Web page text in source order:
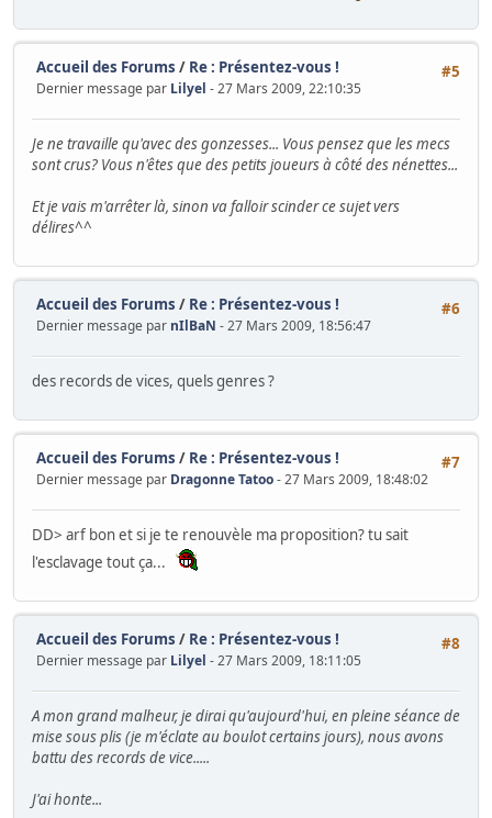
#5
Accueil des Forums / Re : Présentez-vous !
Dernier message par Lilyel - 27 Mars 2009, 22:10:35
Je ne travaille qu'avec des gonzesses... Vous pensez que les mecs
sont crus? Vous n'êtes que des petits joueurs à côté des nénettes...
Et je vais m'arrêter là, sinon va falloir scinder ce sujet vers
délires^^
#6
Accueil des Forums / Re : Présentez-vous !
Dernier message par nIlBaN - 27 Mars 2009, 18:56:47
des records de vices, quels genres ?
#7
Accueil des Forums / Re : Présentez-vous !
Dernier message par Dragonne Tatoo- 27 Mars 2009, 18:48:02
DD> arf bon et si je te renouvèle ma proposition? tu sait
l'esclavage tout ça...
#8
Accueil des Forums / Re : Présentez-vous !
Dernier message par Lilyel - 27 Mars 2009, 18:11:05
A mon grand malheur, je dirai qu'aujourd'hui, en pleine séance de
mise sous plis (je m'éclate au boulot certains jours), nous avons
battu des records de vice.....
J'ai honte...